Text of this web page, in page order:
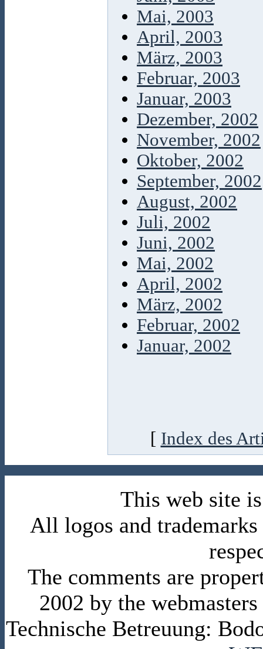
Mai, 2003
April, 2003
März, 2003
Februar, 2003
Januar, 2003
Dezember, 2002
November, 2002
Oktober, 2002
September, 2002
August, 2002
Juli, 2002
Juni, 2002
Mai, 2002
April, 2002
März, 2002
Februar, 2002
Januar, 2002
[ Index des
This web site
All logos and
The comments are
2002 by the
Technische Betreuung: